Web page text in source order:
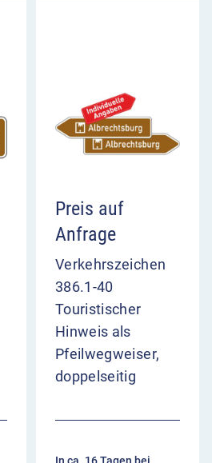
werden. Das
allein.
gemäß
Grenzverlauf
Verkehrszeichen
Preis auf
Anfrage
Verkehrszeichen
386.1-40
Touristischer
Hinweis als
Pfeilwegweiser,
doppelseitig
In ca. 16 Tagen bei